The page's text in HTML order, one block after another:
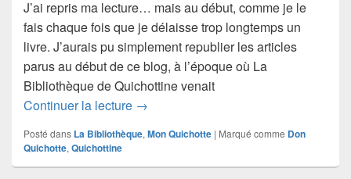
J’ai repris ma lecture… mais au début, comme je le
fais chaque fois que je délaisse trop longtemps un
livre. J’aurais pu simplement republier les articles
parus au début de ce blog, à l’époque où La
Bibliothèque de Quichottine venait
Continuer la lecture Don Quichotte, le livre bleu de
→
Posté dans La Bibliothèque, Mon Quichotte | Marqué comme Don
Quichotte, Quichottine